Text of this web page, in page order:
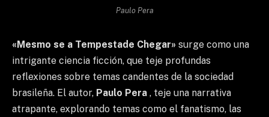
Paulo Pera
«Mesmo se a Tempestade Chegar» surge como una
intrigante ciencia ficción, que teje profundas
reflexiones sobre temas candentes de la sociedad
brasileña. El autor, Paulo Pera , teje una narrativa
atrapante, explorando temas como el fanatismo, las